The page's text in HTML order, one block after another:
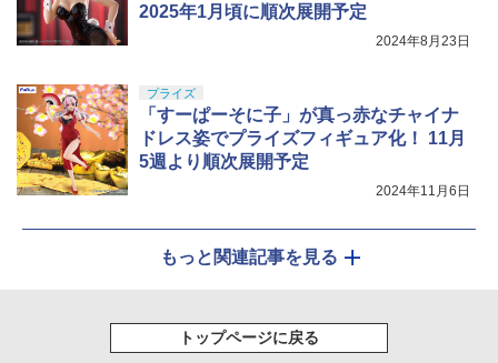
2025年1月頃に順次展開予定
2024年8月23日
プライズ
「すーぱーそに子」が真っ赤なチャイナ
ドレス姿でプライズフィギュア化！ 11月
5週より順次展開予定
2024年11月6日
もっと関連記事を見る
トップページに戻る